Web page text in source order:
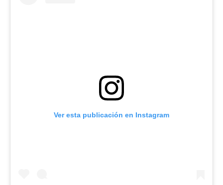
Ver esta publicación en Instagram